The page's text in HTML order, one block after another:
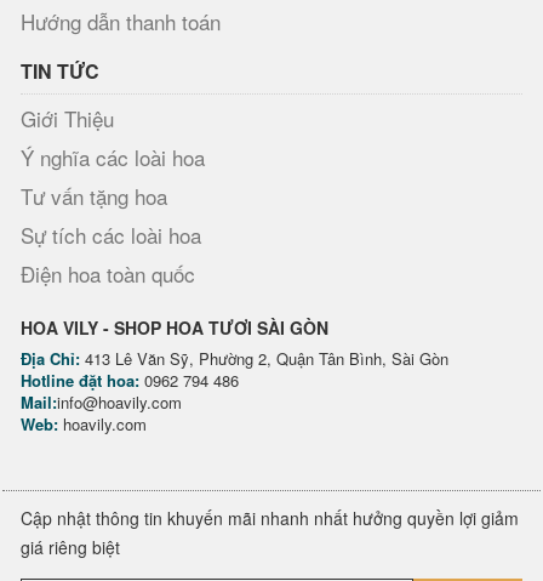
Hướng dẫn thanh toán
TIN TỨC
Giới Thiệu
Ý nghĩa các loài hoa
Tư vấn tặng hoa
Sự tích các loài hoa
Điện hoa toàn quốc
HOA VILY - SHOP HOA TƯƠI SÀI GÒN
Địa Chỉ: 413 Lê Văn Sỹ, Phường 2, Quận Tân Bình, Sài Gòn
Hotline đặt hoa: 0962 794 486
Mail:info@hoavily.com
Web: hoavily.com
Cập nhật thông tin khuyến mãi nhanh nhất hưởng quyền lợi giảm
giá riêng biệt